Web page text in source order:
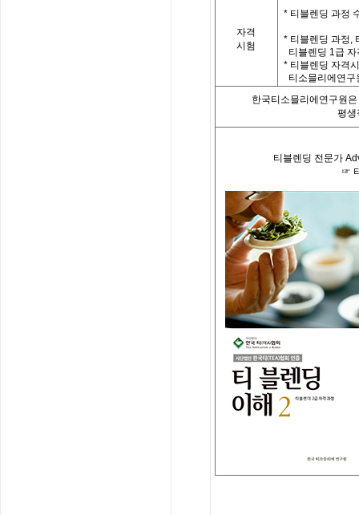
자격
시험
* 티블렌딩 과정
* 티블렌딩 과정,
티블렌딩 1급
* 티블렌딩 자격
티소믈리에연
한국티소믈리에연구원
평생
티블렌딩 전문가
☞